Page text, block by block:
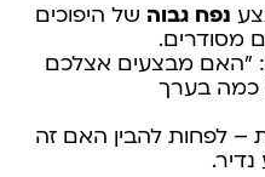
נפח גבוה של היפוכים
מסודרים.
"האם מבצעים אצלכם
כמה בערך
– לפחות להבין האם זה
נדיר.